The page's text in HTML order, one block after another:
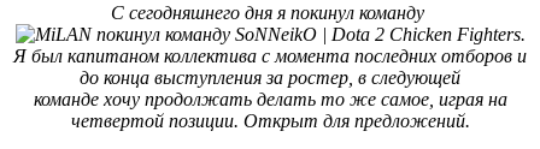
С сегодняшнего дня я покинул команду
Chicken Fighters.
Я был капитаном коллектива с момента последних отборов и
до конца выступления за ростер, в следующей
команде хочу продолжать делать то же самое, играя на
четвертой позиции. Открыт для предложений.